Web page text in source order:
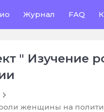
Журнал FAQ
" Изучение
женщины на